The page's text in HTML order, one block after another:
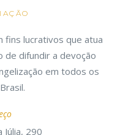
fins lucrativos que atua
de difundir a devoção
em todos os
Júlia, 290